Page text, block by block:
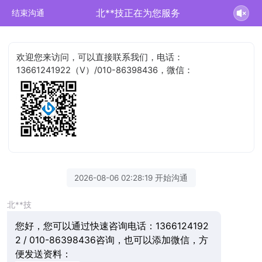
结束沟通 北**技正在为您服务
欢迎您来访问，可以直接联系我们，电话：
13661241922（V）/010-86398436，微信：
2026-08-06 02:28:19 开始沟通
北**技
您好，您可以通过快速咨询电话：1366124192
2 / 010-86398436咨询，也可以添加微信，方
便发送资料：